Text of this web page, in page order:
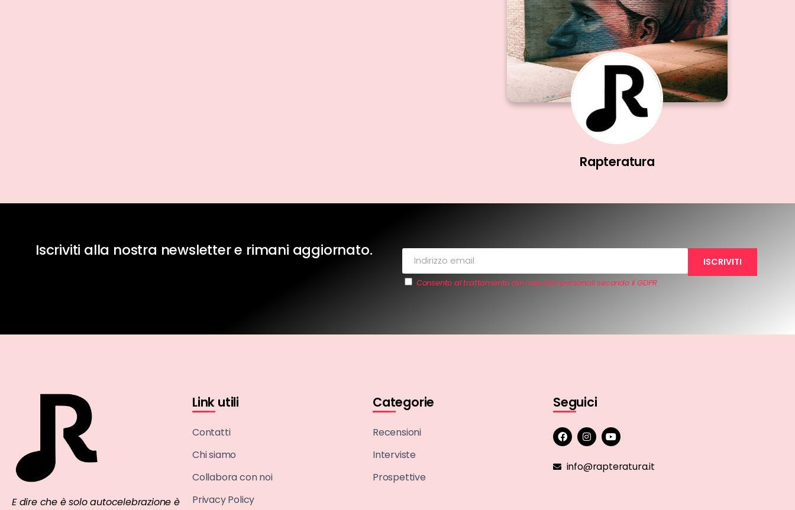
Rapteratura
Iscriviti alla nostra newsletter e rimani aggiornato.
Consento al trattamento dei miei dati personali secondo il GDPR
E dire che è solo autocelebrazione è
Link utili
Contatti
Chi siamo
Collabora con noi
Privacy Policy
Categorie
Recensioni
Interviste
Prospettive
Seguici
info@rapteratura.it